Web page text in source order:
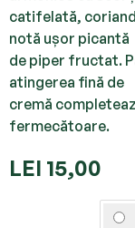
catifelată,
notă ușor picantă
de piper fructat.
atingerea fină de
cremă
fermecătoare.
LEI 15,00